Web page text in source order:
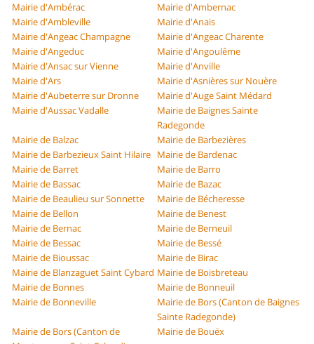
Mairie d'Ambérac
Mairie d'Ambernac
Mairie d'Ambleville
Mairie d'Anais
Mairie d'Angeac Champagne
Mairie d'Angeac Charente
Mairie d'Angeduc
Mairie d'Angoulême
Mairie d'Ansac sur Vienne
Mairie d'Anville
Mairie d'Ars
Mairie d'Asnières sur Nouère
Mairie d'Aubeterre sur Dronne
Mairie d'Auge Saint Médard
Mairie d'Aussac Vadalle
Mairie de Baignes Sainte
Radegonde
Mairie de Balzac
Mairie de Barbezières
Mairie de Barbezieux Saint Hilaire Mairie de Bardenac
Mairie de Barret
Mairie de Barro
Mairie de Bassac
Mairie de Bazac
Mairie de Beaulieu sur Sonnette
Mairie de Bécheresse
Mairie de Bellon
Mairie de Benest
Mairie de Bernac
Mairie de Berneuil
Mairie de Bessac
Mairie de Bessé
Mairie de Bioussac
Mairie de Birac
Mairie de Blanzaguet Saint Cybard Mairie de Boisbreteau
Mairie de Bonnes
Mairie de Bonneuil
Mairie de Bonneville
Mairie de Bors (Canton de Baignes
Sainte Radegonde)
Mairie de Bors (Canton de
Mairie de Bouëx